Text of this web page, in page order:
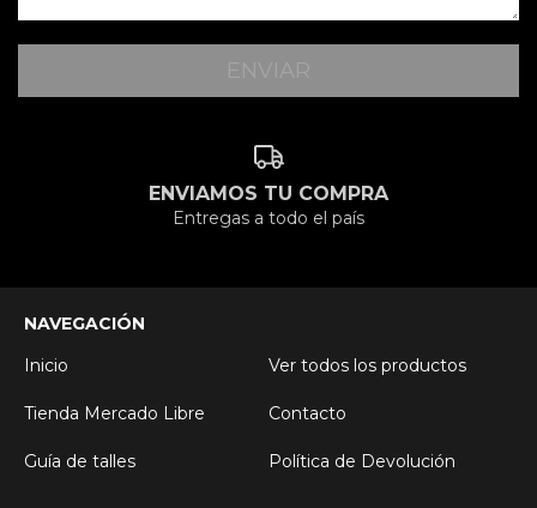
ENVIAMOS TU COMPRA
Entregas a todo el país
NAVEGACIÓN
Inicio
Ver todos los productos
Tienda Mercado Libre Contacto
Guía de talles Política de Devolución